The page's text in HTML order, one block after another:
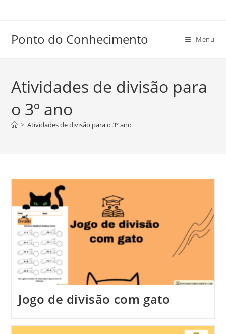
conteúdo
Ponto do Conhecimento Menu
Atividades de divisão para
o 3º ano
> Atividades de divisão para o 3º ano
Jogo de divisão com gato